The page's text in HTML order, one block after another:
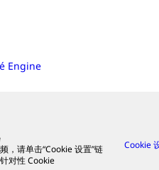
Engine
，请单击“Cookie 设置”链
对性 Cookie
Cookie